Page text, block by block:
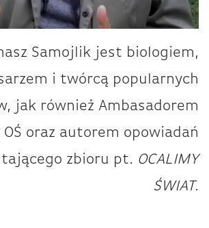
Samojlik jest biologiem,
i twórcą popularnych
jak również Ambasadorem
oraz autorem opowiadań
zbioru pt. OCALIMY
ŚWIAT.